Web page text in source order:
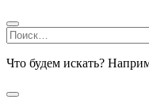
Найти:
Что будем искать?